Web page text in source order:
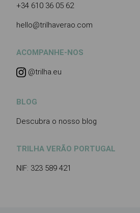
+34 610 36 05 62
hello@trilhaverao.com
ACOMPANHE-NOS
@trilha.eu
BLOG
Descubra o nosso blog
TRILHA VERÃO PORTUGAL
NIF: 323 589 421